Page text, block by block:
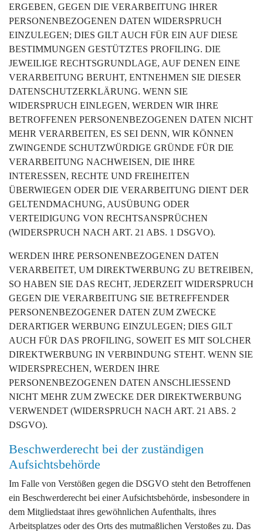
ERGEBEN, GEGEN DIE VERARBEITUNG IHRER
PERSONENBEZOGENEN DATEN WIDERSPRUCH
EINZULEGEN; DIES GILT AUCH FÜR EIN AUF DIESE
BESTIMMUNGEN GESTÜTZTES PROFILING. DIE
JEWEILIGE RECHTSGRUNDLAGE, AUF DENEN EINE
VERARBEITUNG BERUHT, ENTNEHMEN SIE DIESER
DATENSCHUTZERKLÄRUNG. WENN SIE
WIDERSPRUCH EINLEGEN, WERDEN WIR IHRE
BETROFFENEN PERSONENBEZOGENEN DATEN NICHT
MEHR VERARBEITEN, ES SEI DENN, WIR KÖNNEN
ZWINGENDE SCHUTZWÜRDIGE GRÜNDE FÜR DIE
VERARBEITUNG NACHWEISEN, DIE IHRE
INTERESSEN, RECHTE UND FREIHEITEN
ÜBERWIEGEN ODER DIE VERARBEITUNG DIENT DER
GELTENDMACHUNG, AUSÜBUNG ODER
VERTEIDIGUNG VON RECHTSANSPRÜCHEN
(WIDERSPRUCH NACH ART. 21 ABS. 1 DSGVO).
WERDEN IHRE PERSONENBEZOGENEN DATEN
VERARBEITET, UM DIREKTWERBUNG ZU BETREIBEN,
SO HABEN SIE DAS RECHT, JEDERZEIT WIDERSPRUCH
GEGEN DIE VERARBEITUNG SIE BETREFFENDER
PERSONENBEZOGENER DATEN ZUM ZWECKE
DERARTIGER WERBUNG EINZULEGEN; DIES GILT
AUCH FÜR DAS PROFILING, SOWEIT ES MIT SOLCHER
DIREKTWERBUNG IN VERBINDUNG STEHT. WENN SIE
WIDERSPRECHEN, WERDEN IHRE
PERSONENBEZOGENEN DATEN ANSCHLIESSEND
NICHT MEHR ZUM ZWECKE DER DIREKTWERBUNG
VERWENDET (WIDERSPRUCH NACH ART. 21 ABS. 2
DSGVO).
Beschwerde­recht bei der zuständigen
Aufsichts­behörde
Im Falle von Verstößen gegen die DSGVO steht den Betroffenen
ein Beschwerderecht bei einer Aufsichtsbehörde, insbesondere in
dem Mitgliedstaat ihres gewöhnlichen Aufenthalts, ihres
Arbeitsplatzes oder des Orts des mutmaßlichen Verstoßes zu. Das